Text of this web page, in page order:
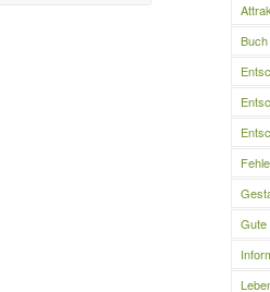
Buch
Gute